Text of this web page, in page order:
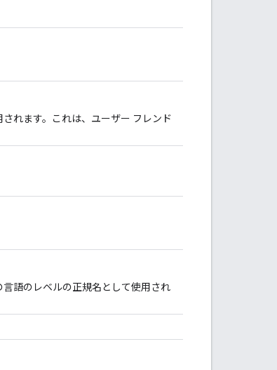
れます。これは、ユーザー フレンド
語のレベルの正規名として使用され